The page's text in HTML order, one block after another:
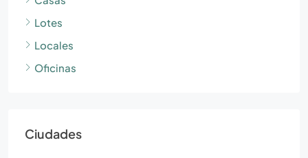
Lotes
Locales
Oficinas
Ciudades